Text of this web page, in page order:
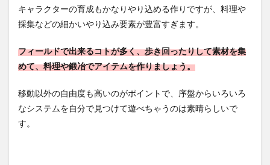
キャラクターの育成もかなりやり込める作りですが、料理や
採集などの細かいやり込み要素が豊富すぎます。
フィールドで出来るコトが多く、歩き回ったりして素材を集
めて、料理や鍛冶でアイテムを作りましょう。
移動以外の自由度も高いのがポイントで、序盤からいろいろ
なシステムを自分で見つけて遊べちゃうのは素晴らしいで
す。